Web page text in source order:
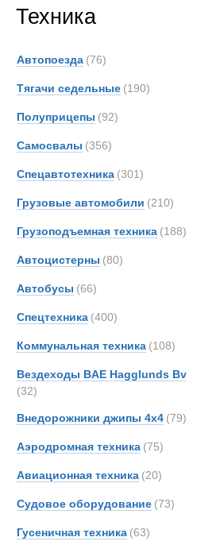
Техника
Автопоезда (76)
Тягачи седельные (190)
Полуприцепы (92)
Самосвалы (356)
Спецавтотехника (301)
Грузовые автомобили (210)
Грузоподъемная техника (188)
Автоцистерны (80)
Автобусы (66)
Спецтехника (400)
Коммунальная техника (108)
Вездеходы BAE Hagglunds Bv
(32)
Внедорожники джипы 4х4 (79)
Аэродромная техника (75)
Авиационная техника (20)
Судовое оборудование (73)
Гусеничная техника (63)